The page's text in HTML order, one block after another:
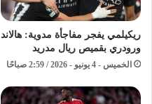
ريكيلمي يفجر مفاجأة مدوية: هالاند
ورودري بقميص ريال مدريد
الخميس - 4 يونيو - 2026 / 2:59 صباحًا